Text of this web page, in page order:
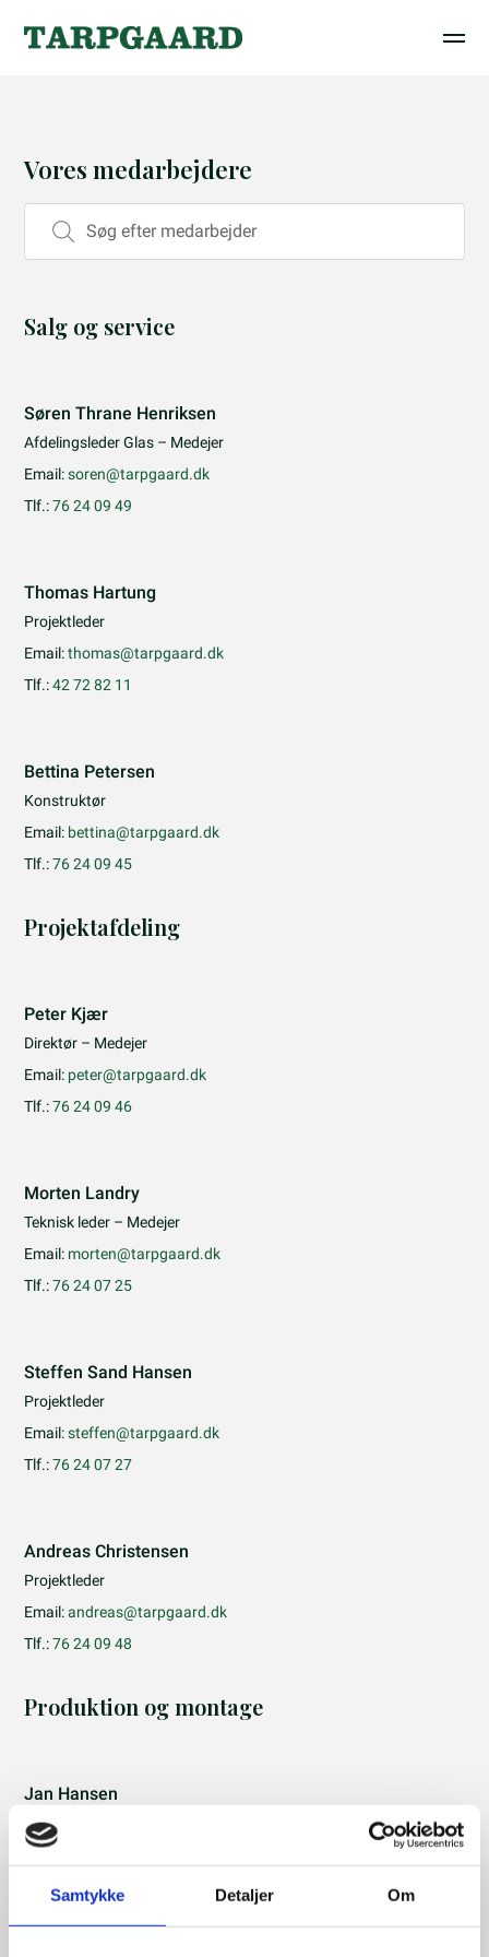
Samtykke Detaljer Om
Vores medarbejdere
Salg og service
Søren Thrane Henriksen
Afdelingsleder Glas – Medejer
Email:soren@tarpgaard.dk
Tlf.:76 24 09 49
Thomas Hartung
Projektleder
Email:thomas@tarpgaard.dk
Tlf.:42 72 82 11
Bettina Petersen
Konstruktør
Email: bettina@tarpgaard.dk
Tlf.:76 24 09 45
Projektafdeling
Peter Kjær
Direktør – Medejer
Email: peter@tarpgaard.dk
Tlf.:76 24 09 46
Morten Landry
Teknisk leder – Medejer
Email: morten@tarpgaard.dk
Tlf.:76 24 07 25
Steffen Sand Hansen
Projektleder
Email:steffen@tarpgaard.dk
Tlf.:76 24 07 27
Andreas Christensen
Projektleder
Email:andreas@tarpgaard.dk
Tlf.:76 24 09 48
Produktion og montage
Jan Hansen
Service
Tlf.:28 11 81 33